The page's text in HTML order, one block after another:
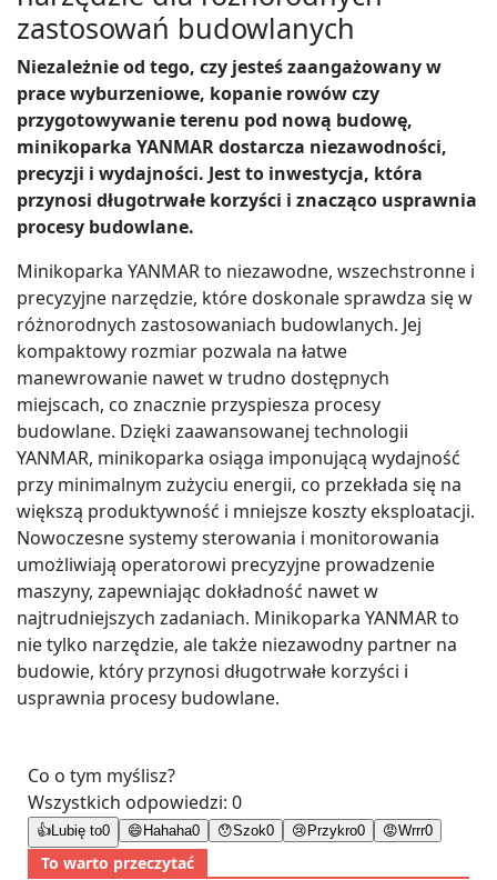
zastosowań budowlanych
Niezależnie od tego, czy jesteś zaangażowany w
prace wyburzeniowe, kopanie rowów czy
przygotowywanie terenu pod nową budowę,
minikoparka YANMAR dostarcza niezawodności,
precyzji i wydajności. Jest to inwestycja, która
przynosi długotrwałe korzyści i znacząco usprawnia
procesy budowlane.
Minikoparka YANMAR to niezawodne, wszechstronne i
precyzyjne narzędzie, które doskonale sprawdza się w
różnorodnych zastosowaniach budowlanych. Jej
kompaktowy rozmiar pozwala na łatwe
manewrowanie nawet w trudno dostępnych
miejscach, co znacznie przyspiesza procesy
budowlane. Dzięki zaawansowanej technologii
YANMAR, minikoparka osiąga imponującą wydajność
przy minimalnym zużyciu energii, co przekłada się na
większą produktywność i mniejsze koszty eksploatacji.
Nowoczesne systemy sterowania i monitorowania
umożliwiają operatorowi precyzyjne prowadzenie
maszyny, zapewniając dokładność nawet w
najtrudniejszych zadaniach. Minikoparka YANMAR to
nie tylko narzędzie, ale także niezawodny partner na
budowie, który przynosi długotrwałe korzyści i
usprawnia procesy budowlane.
Co o tym myślisz?
Wszystkich odpowiedzi: 0
👍 Lubię to0 😄 Hahaha0 😯Szok0 😢 Przykro0 😡Wrrr0
To warto przeczytać